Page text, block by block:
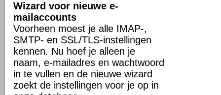
Wizard voor nieuwe e-
mailaccounts
Voorheen moest je alle IMAP-,
SMTP- en SSL/TLS-instellingen
kennen. Nu hoef je alleen je
naam, e-mailadres en wachtwoord
in te vullen en de nieuwe wizard
zoekt de instellingen voor je op in